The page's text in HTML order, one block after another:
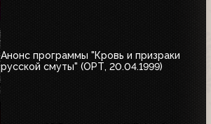
Анонс программы "Кровь и призраки
русской смуты" (ОРТ, 20.04.1999)